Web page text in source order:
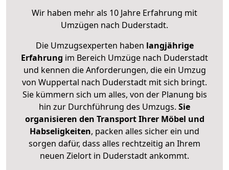
Wir haben mehr als 10 Jahre Erfahrung mit
Umzügen nach Duderstadt.
Die Umzugsexperten haben langjährige
Erfahrung im Bereich Umzüge nach Duderstadt
und kennen die Anforderungen, die ein Umzug
von Wuppertal nach Duderstadt mit sich bringt.
Sie kümmern sich um alles, von der Planung bis
hin zur Durchführung des Umzugs. Sie
organisieren den Transport Ihrer Möbel und
Habseligkeiten, packen alles sicher ein und
sorgen dafür, dass alles rechtzeitig an Ihrem
neuen Zielort in Duderstadt ankommt.